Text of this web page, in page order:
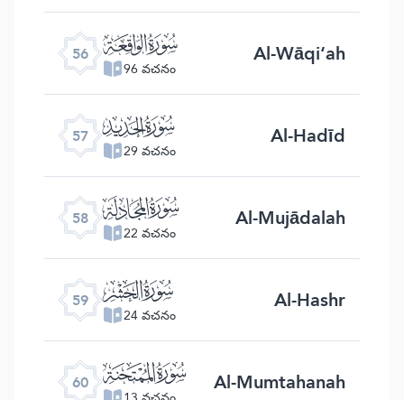
56 ﯥ
96 వచనం Al-Wāqi‘ah
57 ﯦ
29 వచనం Al-Hadīd
58 ﯧ
22 వచనం Al-Mujādalah
59 ﯨ
24 వచనం Al-Hashr
60 ﯩ Al-Mumtahanah